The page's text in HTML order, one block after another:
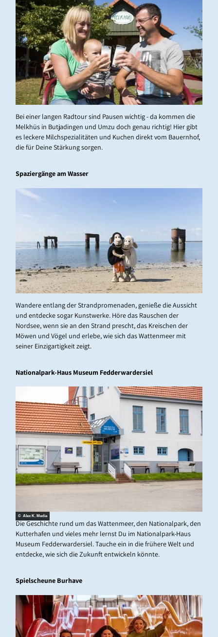
Buttermilch beim Melkhus
Bei einer langen Radtour sind Pausen wichtig - da kommen die
Melkhüs in Butjadingen und Umzu doch genau richtig! Hier gibt
es leckere Milchspezialitäten und Kuchen direkt vom Bauernhof,
die für Deine Stärkung sorgen.
Spaziergänge am Wasser
Fiete und Fietje am Strand
Wandere entlang der Strandpromenaden, genieße die Aussicht
und entdecke sogar Kunstwerke. Höre das Rauschen der
Nordsee, wenn sie an den Strand prescht, das Kreischen der
Möwen und Vögel und erlebe, wie sich das Wattenmeer mit
seiner Einzigartigkeit zeigt.
Nationalpark-Haus Museum Fedderwardersiel
© Alex K. Media
Die Geschichte rund um das Wattenmeer, den Nationalpark, den
Kutterhafen und vieles mehr lernst Du im Nationalpark-Haus
Museum Fedderwardersiel. Tauche ein in die frühere Welt und
entdecke, wie sich die Zukunft entwickeln könnte.
Spielscheune Burhave